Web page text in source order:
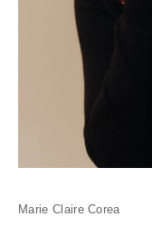
Marie Claire Corea